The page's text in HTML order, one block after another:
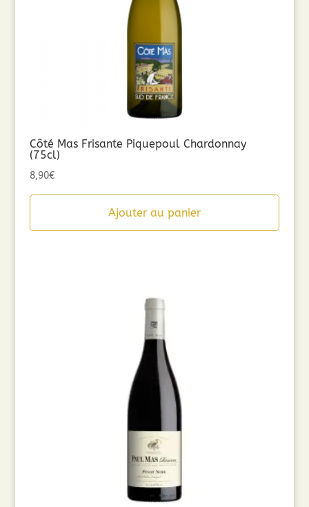
Côté Mas Frisante Piquepoul Chardonnay
(75cl)
8,90€
Ajouter au panier